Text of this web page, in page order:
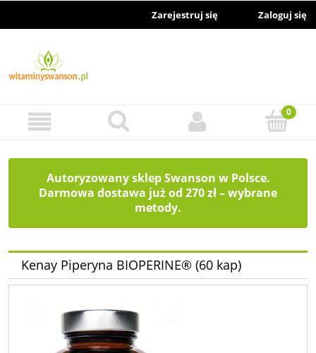
Zarejestruj się Zaloguj się
Autoryzowany sklep Swanson w Polsce.
Darmowa dostawa już od 270 zł – wybrane
metody.
Kenay Piperyna BIOPERINE® (60 kap)